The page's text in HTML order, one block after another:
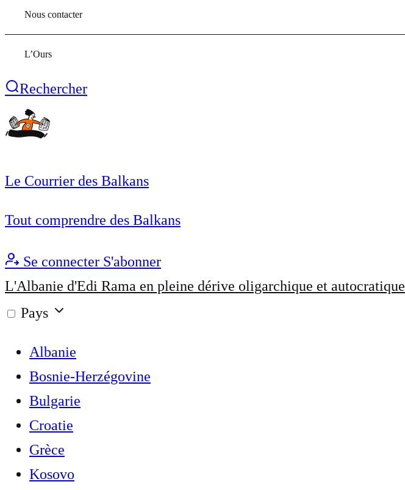
Nous contacter
L’Ours
Rechercher
Le Courrier des Balkans
Tout comprendre des Balkans
Se connecter S'abonner
L'Albanie d'Edi Rama en pleine dérive oligarchique et autocratique
Pays
Albanie
Bosnie-Herzégovine
Bulgarie
Croatie
Grèce
Kosovo